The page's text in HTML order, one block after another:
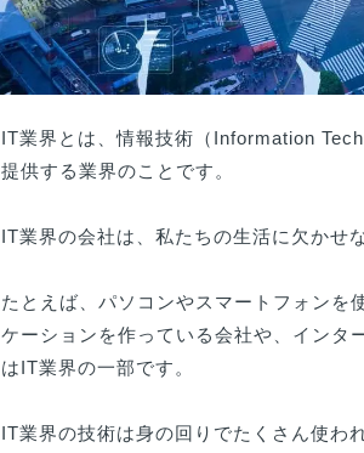
IT業界とは、情報技術（Information
提供する業界のことです。
IT業界の会社は、私たちの生活に欠かせ
たとえば、パソコンやスマートフォンを
ケーションを作っている会社や、インタ
はIT業界の一部です。
IT業界の技術は身の回りでたくさん使わ